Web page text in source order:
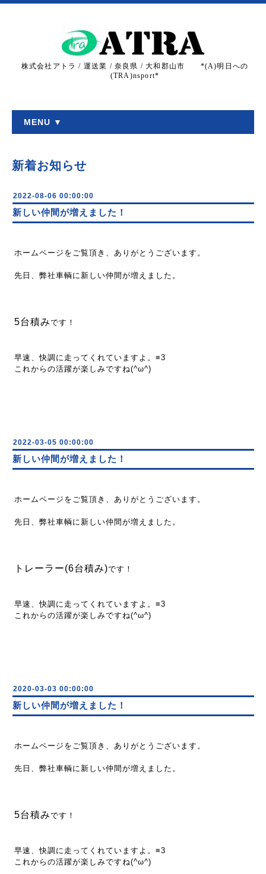
株式会社アトラ / 運送業 / 奈良県 / 大和郡山市 *(A)明日への
(TRA)nsport*
MENU ▼
新着お知らせ
2022-08-06 00:00:00
新しい仲間が増えました！
ホームページをご覧頂き、ありがとうございます。
先日、弊社車輌に新しい仲間が増えました。
5台積みです！
早速、快調に走ってくれていますよ。≡3
これからの活躍が楽しみですね(^ω^)
2022-03-05 00:00:00
新しい仲間が増えました！
ホームページをご覧頂き、ありがとうございます。
先日、弊社車輌に新しい仲間が増えました。
トレーラー(6台積み)です！
早速、快調に走ってくれていますよ。≡3
これからの活躍が楽しみですね(^ω^)
2020-03-03 00:00:00
新しい仲間が増えました！
ホームページをご覧頂き、ありがとうございます。
先日、弊社車輌に新しい仲間が増えました。
5台積みです！
早速、快調に走ってくれていますよ。≡3
これからの活躍が楽しみですね(^ω^)